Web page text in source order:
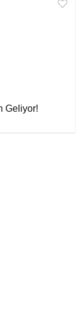
Geliyor!